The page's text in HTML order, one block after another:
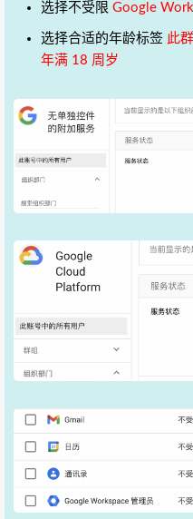
选择不受限 Google
选择合适的年龄标签 此
年满 18 周岁